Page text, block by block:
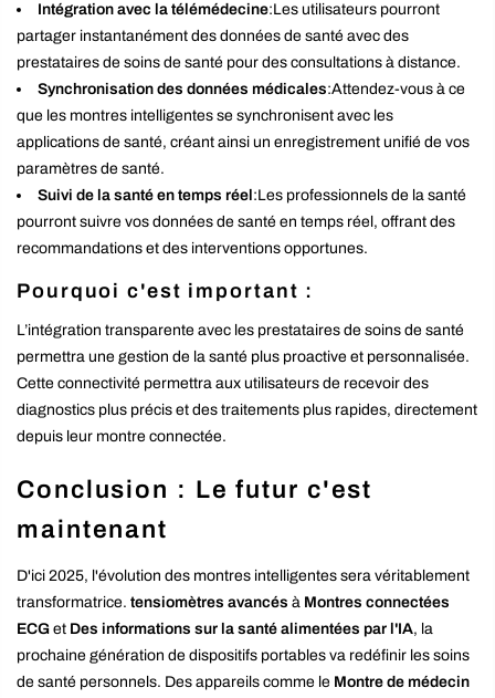
Intégration avec la télémédecine:Les utilisateurs pourront
partager instantanément des données de santé avec des
prestataires de soins de santé pour des consultations à distance.
Synchronisation des données médicales:Attendez-vous à ce
que les montres intelligentes se synchronisent avec les
applications de santé, créant ainsi un enregistrement unifié de vos
paramètres de santé.
Suivi de la santé en temps réel :Les professionnels de la santé
pourront suivre vos données de santé en temps réel, offrant des
recommandations et des interventions opportunes.
Pourquoi c'est important :
L’intégration transparente avec les prestataires de soins de santé
permettra une gestion de la santé plus proactive et personnalisée.
Cette connectivité permettra aux utilisateurs de recevoir des
diagnostics plus précis et des traitements plus rapides, directement
depuis leur montre connectée.
Conclusion : Le futur c'est
maintenant
D'ici 2025, l'évolution des montres intelligentes sera véritablement
transformatrice. tensiomètres avancés à Montres connectées
ECG et Des informations sur la santé alimentées par l'IA, la
prochaine génération de dispositifs portables va redéfinir les soins
de santé personnels. Des appareils comme le Montre de médecin